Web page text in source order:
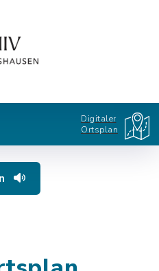
Digitaler
Ortsplan